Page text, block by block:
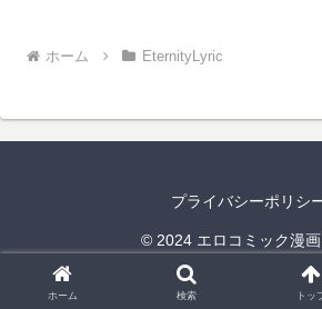
ホーム EternityLyric
プライバシーポリシ
© 2024 エロコミック漫画
ホーム 検索 トッ